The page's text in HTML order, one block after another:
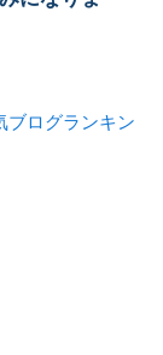
ブログランキン